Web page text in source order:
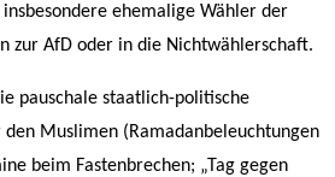
ehemalige Wähler der
zur AfD oder in die Nichtwählerschaft.
pauschale staatlich-politische
Muslimen (Ramadanbeleuchtungen
beim Fastenbrechen; „Tag gegen